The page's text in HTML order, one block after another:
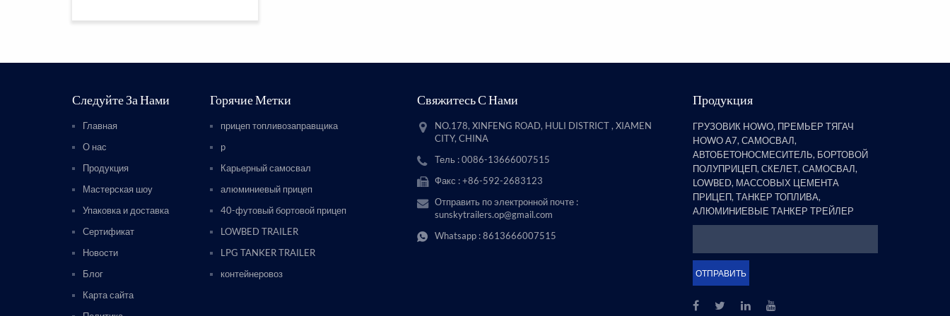
Следуйте За Нами
Главная
О нас
Продукция
Мастерская шоу
Упаковка и доставка
Сертификат
Новости
Блог
Карта сайта
Горячие Метки
прицеп топливозаправщика
p
Карьерный самосвал
алюминиевый прицеп
40-футовый бортовой прицеп
LOWBED TRAILER
LPG TANKER TRAILER
контейнеровоз
Свяжитесь С Нами
NO.178, XINFENG ROAD, HULI DISTRICT , XIAMEN
CITY, CHINA
Тель : 0086-13666007515
Факс : +86-592-2683123
Отправить по электронной почте :
sunskytrailers.op@gmail.com
Whatsapp :8613666007515
Продукция
ГРУЗОВИК HOWO, ПРЕМЬЕР ТЯГАЧ
HOWO A7, САМОСВАЛ,
АВТОБЕТОНОСМЕСИТЕЛЬ, БОРТОВОЙ
ПОЛУПРИЦЕП, СКЕЛЕТ, САМОСВАЛ,
LOWBED, МАССОВЫХ ЦЕМЕНТА
ПРИЦЕП, ТАНКЕР ТОПЛИВА,
АЛЮМИНИЕВЫЕ ТАНКЕР ТРЕЙЛЕР